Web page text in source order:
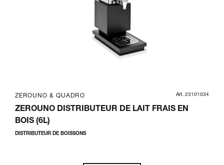
ZEROUNO & QUADRO Art. 23101034
ZEROUNO DISTRIBUTEUR DE LAIT FRAIS EN
BOIS (6L)
DISTRIBUTEUR DE BOISSONS